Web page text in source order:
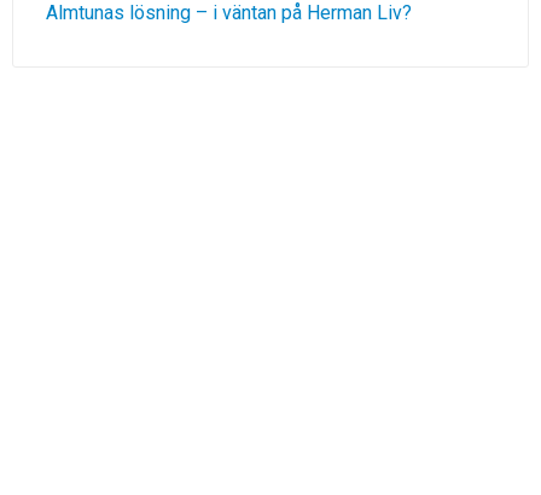
Almtunas lösning – i väntan på Herman Liv?